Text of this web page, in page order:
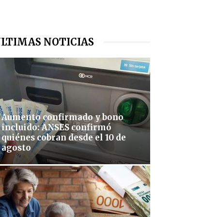
NOTICIAS
Aumento confirmado y bono
incluido: ANSES confirmó
quiénes cobran desde el 10 de
agosto